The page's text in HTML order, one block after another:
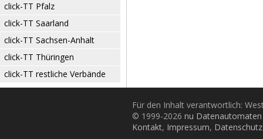
click-TT Pfalz
click-TT Saarland
click-TT Sachsen-Anhalt
click-TT Thüringen
click-TT restliche Verbände
Für den Inhalt verantwortlich:
© 1999-2026 nu
Kontakt, Impressum, Datenschutz